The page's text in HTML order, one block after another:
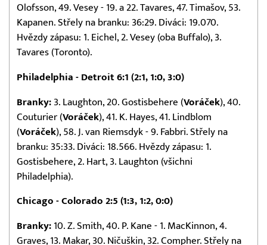
Olofsson, 49. Vesey - 19. a 22. Tavares, 47. Timašov, 53.
Kapanen. Střely na branku: 36:29. Diváci: 19.070.
Hvězdy zápasu: 1. Eichel, 2. Vesey (oba Buffalo), 3.
Tavares (Toronto).
Philadelphia - Detroit 6:1 (2:1, 1:0, 3:0)
Branky: 3. Laughton, 20. Gostisbehere (Voráček), 40.
Couturier (Voráček), 41. K. Hayes, 41. Lindblom
(Voráček), 58. J. van Riemsdyk - 9. Fabbri. Střely na
branku: 35:33. Diváci: 18.566. Hvězdy zápasu: 1.
Gostisbehere, 2. Hart, 3. Laughton (všichni
Philadelphia).
Chicago - Colorado 2:5 (1:3, 1:2, 0:0)
Branky: 10. Z. Smith, 40. P. Kane - 1. MacKinnon, 4.
Graves, 13. Makar, 30. Ničuškin, 32. Compher. Střely na